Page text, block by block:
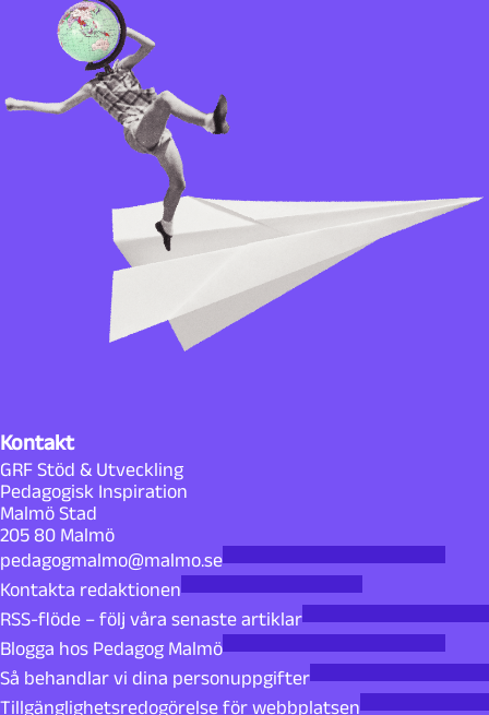
Kontakt
GRF Stöd & Utveckling
Pedagogisk Inspiration
Malmö Stad
205 80 Malmö
pedagogmalmo@malmo.se
Kontakta redaktionen
RSS-flöde – följ våra senaste artiklar
Blogga hos Pedagog Malmö
Så behandlar vi dina personuppgifter
Tillgänglighetsredogörelse för webbplatsen